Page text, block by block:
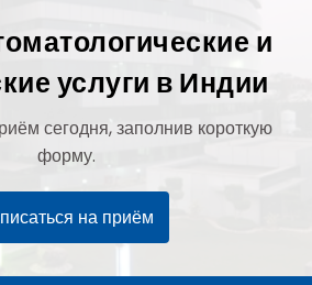
и
услуги в Индии
сегодня, заполнив короткую
форму.
на приём